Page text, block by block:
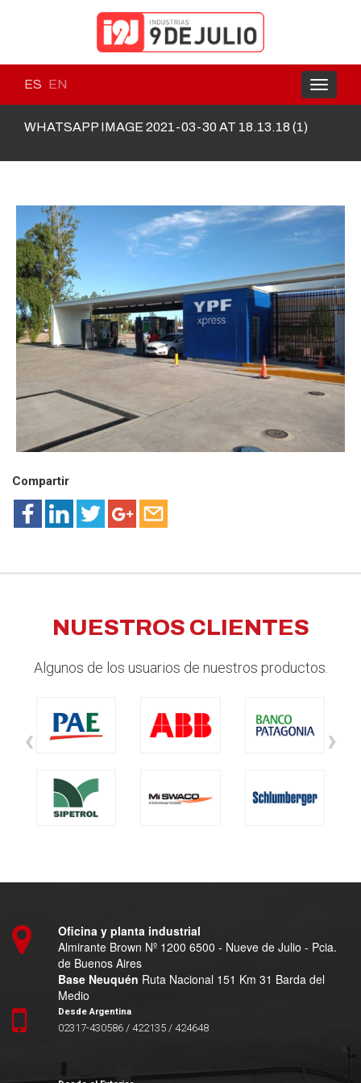
ES EN
Toggle
WHATSAPP IMAGE 2021-03-30 AT 18.13.18 (1)
Compartir
NUESTROS CLIENTES
Algunos de los usuarios de nuestros productos.
‹ ›
Oficina y planta industrial
Almirante Brown Nº 1200 6500 - Nueve de Julio - Pcia.
de Buenos Aires
Base Neuquén Ruta Nacional 151 Km 31 Barda del
Medio
Desde Argentina
02317-430586 / 422135 / 424648